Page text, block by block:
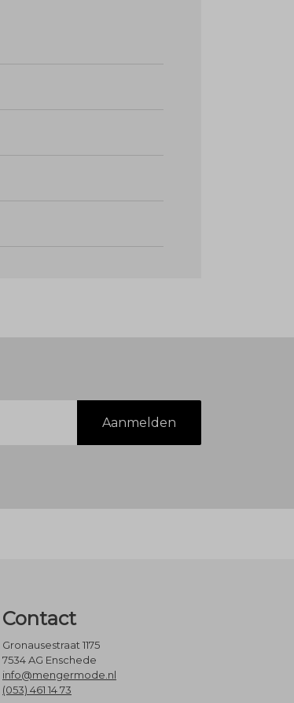
Aanmelden
Contact
Gronausestraat 1175
7534 AG Enschede
info@mengermode.nl
(053) 461 14 73